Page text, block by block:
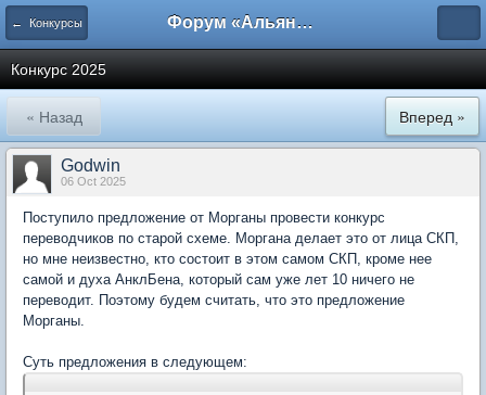
← Конкурсы Форум «Альянса вольных переводчиков»
Конкурс 2025
« Назад Вперед »
Godwin
06 Oct 2025
Поступило предложение от Морганы провести конкурс
переводчиков по старой схеме. Моргана делает это от лица СКП,
но мне неизвестно, кто состоит в этом самом СКП, кроме нее
самой и духа АнклБена, который сам уже лет 10 ничего не
переводит. Поэтому будем считать, что это предложение
Морганы.
Суть предложения в следующем: